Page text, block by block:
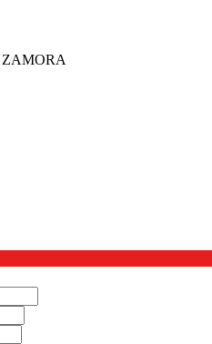
ZAMORA